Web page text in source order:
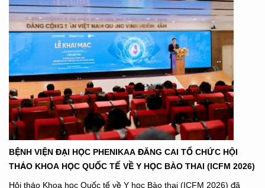
BỆNH VIỆN ĐẠI HỌC PHENIKAA ĐĂNG CAI TỔ CHỨC HỘI
THẢO KHOA HỌC QUỐC TẾ VỀ Y HỌC BÀO THAI (ICFM 2026)
Hội thảo Khoa học Quốc tế về Y học Bào thai (ICFM 2026) đã